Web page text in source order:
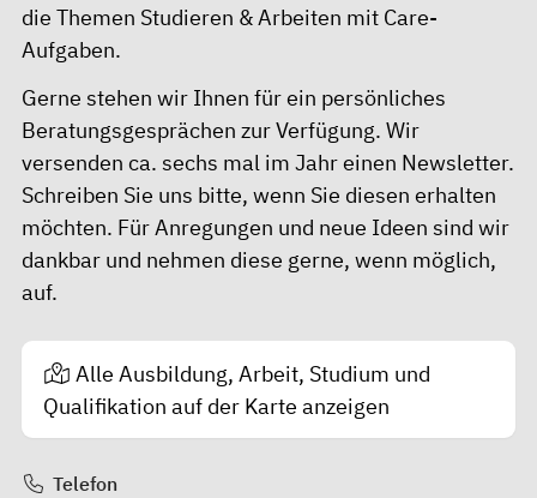
die Themen Studieren & Arbeiten mit Care-
Aufgaben.
Gerne stehen wir Ihnen für ein persönliches
Beratungsgesprächen zur Verfügung. Wir
versenden ca. sechs mal im Jahr einen Newsletter.
Schreiben Sie uns bitte, wenn Sie diesen erhalten
möchten. Für Anregungen und neue Ideen sind wir
dankbar und nehmen diese gerne, wenn möglich,
auf.
Alle Ausbildung, Arbeit, Studium und
Qualifikation auf der Karte anzeigen
Telefon